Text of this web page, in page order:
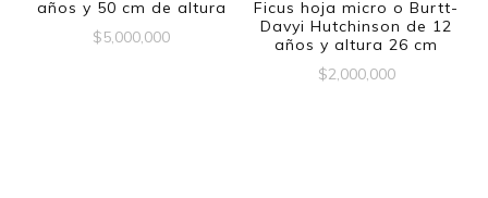
años y 50 cm de altura
$5,000,000
Ficus hoja micro o Burtt-
Davyi Hutchinson de 12
años y altura 26 cm
$2,000,000